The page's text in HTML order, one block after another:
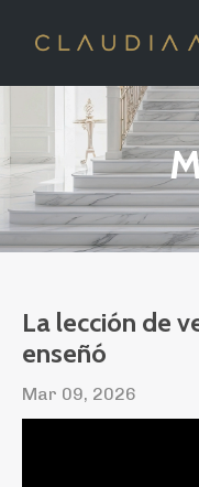
La lección de
enseñó
Mar 09, 2026